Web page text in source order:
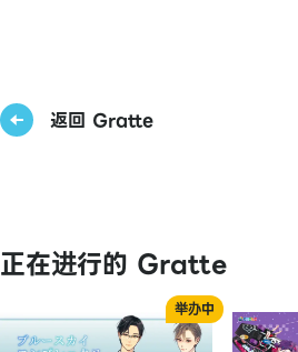
返回 Gratte
正在进行的 Gratte